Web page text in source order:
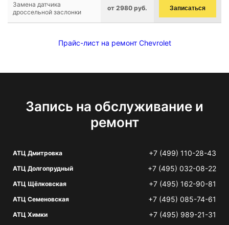
Замена датчика
дроссельной заслонки
от 2980 руб. Записаться
Прайс-лист на ремонт Chevrolet
Запись на обслуживание и
ремонт
АТЦ Дмитровка +7 (499) 110-28-43
АТЦ Долгопрудный +7 (495) 032-08-22
АТЦ Щёлковская +7 (495) 162-90-81
АТЦ Семеновская +7 (495) 085-74-61
АТЦ Химки +7 (495) 989-21-31